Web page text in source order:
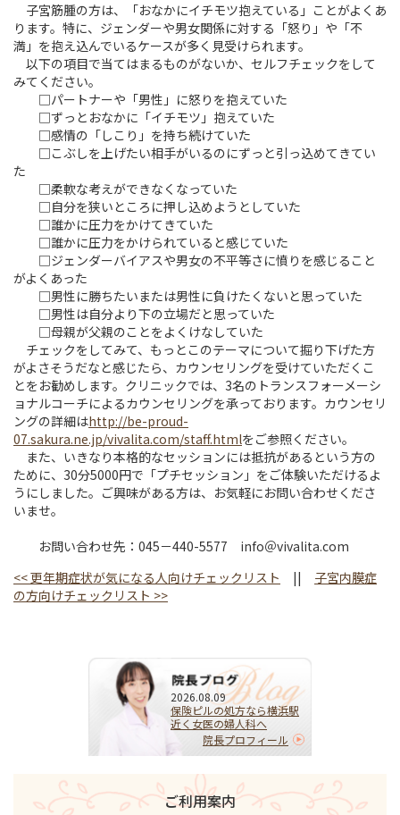
子宮筋腫の方は、「おなかにイチモツ抱えている」ことがよくあ
ります。特に、ジェンダーや男女関係に対する「怒り」や「不
満」を抱え込んでいるケースが多く見受けられます。
以下の項目で当てはまるものがないか、セルフチェックをして
みてください。
□パートナーや「男性」に怒りを抱えていた
□ずっとおなかに「イチモツ」抱えていた
□感情の「しこり」を持ち続けていた
□こぶしを上げたい相手がいるのにずっと引っ込めてきてい
た
□柔軟な考えができなくなっていた
□自分を狭いところに押し込めようとしていた
□誰かに圧力をかけてきていた
□誰かに圧力をかけられていると感じていた
□ジェンダーバイアスや男女の不平等さに憤りを感じること
がよくあった
□男性に勝ちたいまたは男性に負けたくないと思っていた
□男性は自分より下の立場だと思っていた
□母親が父親のことをよくけなしていた
チェックをしてみて、もっとこのテーマについて掘り下げた方
がよさそうだなと感じたら、カウンセリングを受けていただくこ
とをお勧めします。クリニックでは、3名のトランスフォーメーシ
ョナルコーチによるカウンセリングを承っております。カウンセリ
ングの詳細はhttp://be-proud-
07.sakura.ne.jp/vivalita.com/staff.htmlをご参照ください。
また、いきなり本格的なセッションには抵抗があるという方の
ために、30分5000円で「プチセッション」をご体験いただけるよ
うにしました。ご興味がある方は、お気軽にお問い合わせくださ
いませ。
お問い合わせ先：045－440-5577 info＠vivalita.com
<<更年期症状が気になる人向けチェックリスト || 子宮内膜症
の方向けチェックリスト >>
2026.08.09
保険ピルの処方なら横浜駅
近く女医の婦人科へ
院長プロフィール
ご利用案内